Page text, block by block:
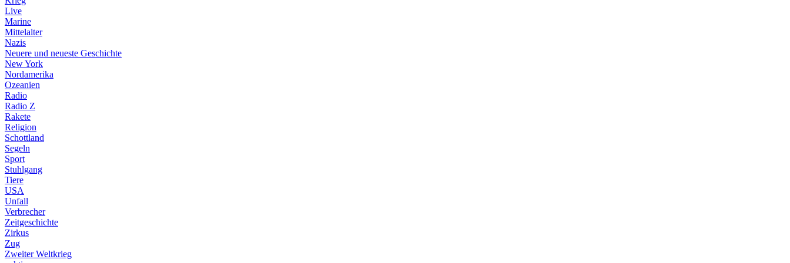
Live
Marine
Mittelalter
Nazis
Neuere und neueste Geschichte
New York
Nordamerika
Ozeanien
Radio
Radio Z
Rakete
Religion
Schottland
Segeln
Sport
Stuhlgang
Tiere
USA
Unfall
Verbrecher
Zeitgeschichte
Zirkus
Zug
Zweiter Weltkrieg